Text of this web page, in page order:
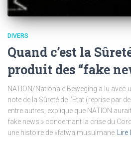
DIVERS
Quand c’est la
produit des “fake
NATION/Nationale Beweging a lu avec
note de la Sûreté de l’Etat (reprise par
entre autres, explique que NATION
fake news » concernant la crise du
une histoire de «fatwa musulmane Lire